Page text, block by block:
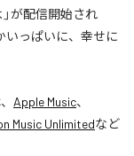
が配信開始され
いっぱいに、幸せに
Apple Music、
Music Unlimitedなど